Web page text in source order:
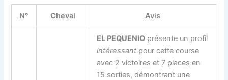
N° Cheval Avis
EL PEQUENIO présente un profil
intéressant pour cette course
avec 2 victoires et 7 places en
15 sorties, démontrant une